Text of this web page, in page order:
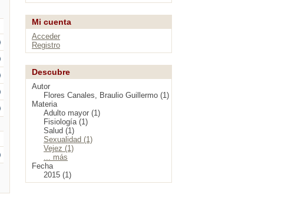
Mi cuenta
Acceder
Registro
Descubre
Autor
Flores Canales, Braulio Guillermo (1)
Materia
Adulto mayor (1)
Fisiología (1)
Salud (1)
Sexualidad (1)
Vejez (1)
... más
Fecha
2015 (1)